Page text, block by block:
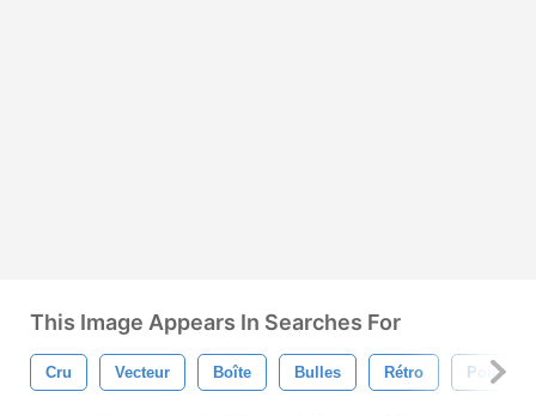
This Image Appears In Searches For
Cru Vecteur Boîte Bulles Rétro Point